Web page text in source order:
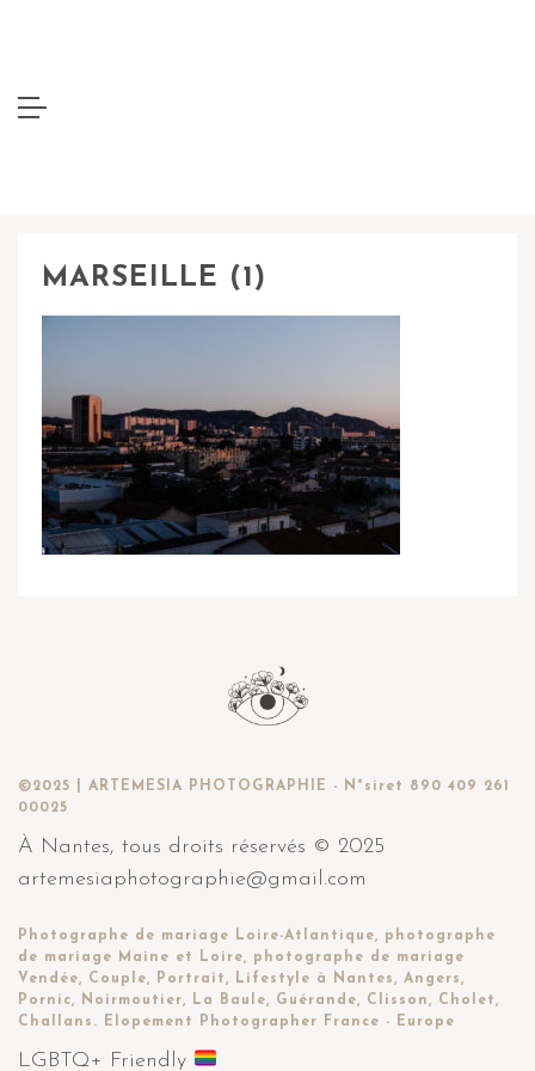
MARSEILLE (1)
©2025 | ARTEMESIA PHOTOGRAPHIE - N°siret 890 409 261
00025
À Nantes, tous droits réservés © 2025
artemesiaphotographie@gmail.com
Photographe de mariage Loire-Atlantique, photographe
de mariage Maine et Loire, photographe de mariage
Vendée, Couple, Portrait, Lifestyle à Nantes, Angers,
Pornic, Noirmoutier, La Baule, Guérande, Clisson, Cholet,
Challans. Elopement Photographer France - Europe
LGBTQ+ Friendly